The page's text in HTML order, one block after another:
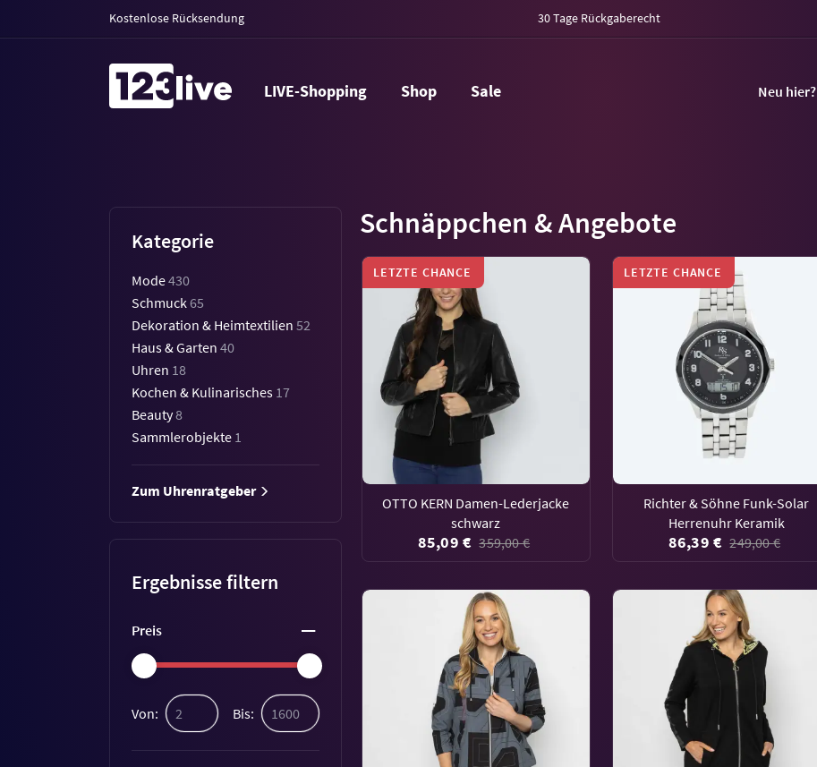
Kostenlose Rücksendung 30 Tage Rückgaberecht
LIVE-Shopping Shop Sale Neu hier?
Kategorie
Mode430
Schmuck65
Dekoration & Heimtextilien 52
Haus & Garten 40
Uhren 18
Kochen & Kulinarisches 17
Beauty8
Sammlerobjekte 1
Zum Uhrenratgeber
Ergebnisse filtern
Preis
Von: Bis:
Schnäppchen & Angebote
LETZTE CHANCE
OTTO KERN Damen-Lederjacke
schwarz
85,09 € 359,00 €
LETZTE CHANCE
Richter & Söhne Funk-Solar
Herrenuhr Keramik
86,39 € 249,00 €